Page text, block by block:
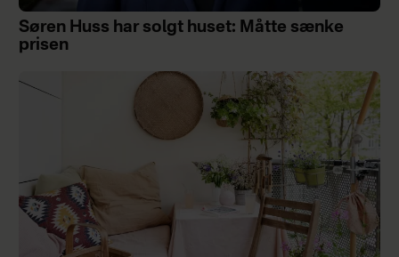
Søren Huss har solgt huset: Måtte sænke
prisen